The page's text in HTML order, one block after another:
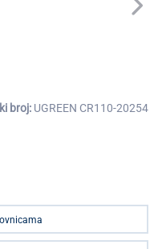
broj: UGREEN CR110-20254